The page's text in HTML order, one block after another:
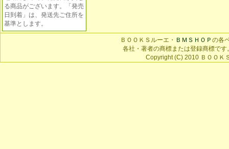
る商品がございます。「発売
日到着」は、発送先ご住所を
基準とします。
ＢＯＯＫＳルーエ・ ＢＭＳＨＯＰ の各
各社・著者の商標または登録商標で
Copyright (C) 2010 ＢＯＯ